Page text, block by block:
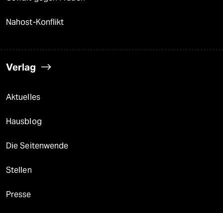
Nahost-Konflikt
Verlag
Aktuelles
Hausblog
Die Seitenwende
Stellen
Presse